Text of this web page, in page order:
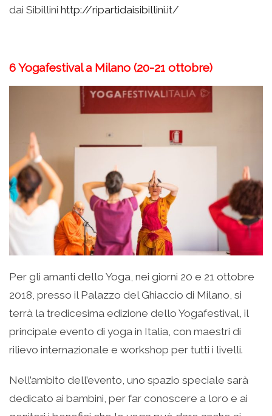
dai Sibillini http://ripartidaisibillini.it/
6Yogafestival a Milano (20-21 ottobre)
Per gli amanti dello Yoga, nei giorni 20 e 21 ottobre
2018, presso il Palazzo del Ghiaccio di Milano, si
terrà la tredicesima edizione dello Yogafestival, il
principale evento di yoga in Italia, con maestri di
rilievo internazionale e workshop per tutti i livelli.
Nell’ambito dell’evento, uno spazio speciale sarà
dedicato ai bambini, per far conoscere a loro e ai